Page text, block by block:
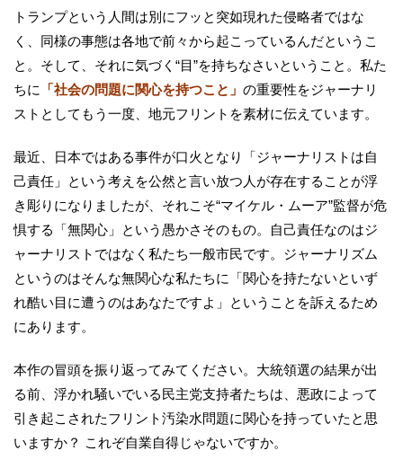
トランプという人間は別にフッと突如現れた侵略者ではな
く、同様の事態は各地で前々から起こっているんだというこ
と。そして、それに気づく“目”を持ちなさいということ。私た
ちに
「社会の問題に関心を持つこと」 の重要性をジャーナリ
ストとしてもう一度、地元フリントを素材に伝えています。
最近、日本ではある事件が口火となり「ジャーナリストは自
己責任」という考えを公然と言い放つ人が存在することが浮
き彫りになりましたが、それこそ“マイケル・ムーア”監督が危
惧する「無関心」という愚かさそのもの。自己責任なのはジ
ャーナリストではなく私たち一般市民です。ジャーナリズム
というのはそんな無関心な私たちに「関心を持たないといず
れ酷い目に遭うのはあなたですよ」ということを訴えるため
にあります。
本作の冒頭を振り返ってみてください。大統領選の結果が出
る前、浮かれ騒いでいる民主党支持者たちは、悪政によって
引き起こされたフリント汚染水問題に関心を持っていたと思
いますか？ これぞ自業自得じゃないですか。